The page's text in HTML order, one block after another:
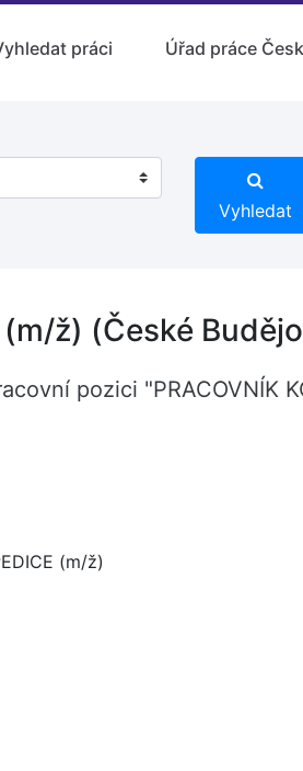
práci Úřad práce
Vyhledat
(m/ž) (České
pozici "PRACOVNÍK
(m/ž)